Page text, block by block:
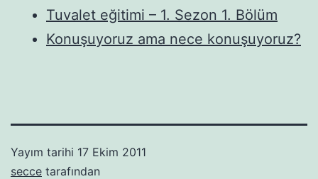
Tuvalet eğitimi – 1. Sezon 1. Bölüm
Konuşuyoruz ama nece konuşuyoruz?
Yayım tarihi 17 Ekim 2011
secce tarafından